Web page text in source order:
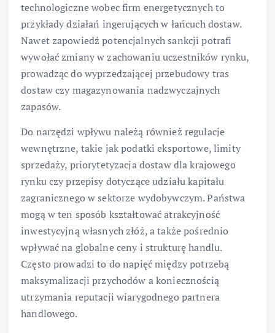
technologiczne wobec firm energetycznych to
przykłady działań ingerujących w łańcuch dostaw.
Nawet zapowiedź potencjalnych sankcji potrafi
wywołać zmiany w zachowaniu uczestników rynku,
prowadząc do wyprzedzającej przebudowy tras
dostaw czy magazynowania nadzwyczajnych
zapasów.
Do narzędzi wpływu należą również regulacje
wewnętrzne, takie jak podatki eksportowe, limity
sprzedaży, priorytetyzacja dostaw dla krajowego
rynku czy przepisy dotyczące udziału kapitału
zagranicznego w sektorze wydobywczym. Państwa
mogą w ten sposób kształtować atrakcyjność
inwestycyjną własnych złóż, a także pośrednio
wpływać na globalne ceny i strukturę handlu.
Często prowadzi to do napięć między potrzebą
maksymalizacji przychodów a koniecznością
utrzymania reputacji wiarygodnego partnera
handlowego.